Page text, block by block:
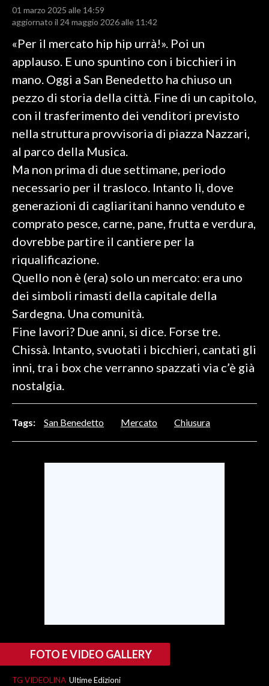
BASKET
TENNIS
ALTRI SPORT
CULTURA
GOSSIP
SALUTE
SARDEGNA TURISMO
SARDI NEL MONDO
NOTIZIE
EVENTI
#CARAUNIONE
3 MINUTI CON
INSULARITÀ
01 marzo 2025 alle 14:59
aggiornato il 24 maggio 2026 alle 11:42
«Per il mercato hip hip urrà!». Poi un
applauso. E uno spuntino con i bicchieri in
mano. Oggi a San Benedetto ha chiuso un
pezzo di storia della città. Fine di un capitolo,
con il trasferimento dei venditori previsto
nella struttura provvisoria di piazza Nazzari,
al parco della Musica.
Ma non prima di due settimane, periodo
necessario per il trasloco. Intanto lì, dove
generazioni di cagliaritani hanno venduto e
comprato pesce, carne, pane, frutta e verdura,
dovrebbe partire il cantiere per la
riqualificazione.
Quello non è (era) solo un mercato: era uno
dei simboli rimasti della capitale della
Sardegna. Una comunità.
Fine lavori? Due anni, si dice. Forse tre.
Chissà. Intanto, svuotati i bicchieri, cantati gli
inni, tra i box che verranno spazzati via c’è già
nostalgia.
Tags: San Benedetto Mercato Chiusura
FOTO E VIDEO GALLERY
TG VIDEOLINA Ultime Edizioni